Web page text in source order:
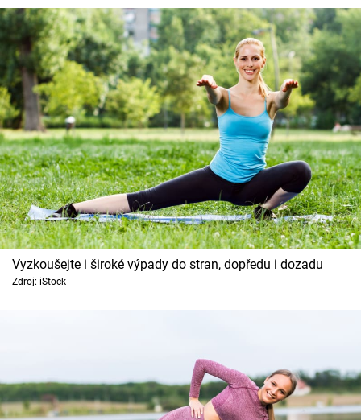
Vyzkoušejte i široké výpady do stran, dopředu i dozadu
Zdroj: iStock